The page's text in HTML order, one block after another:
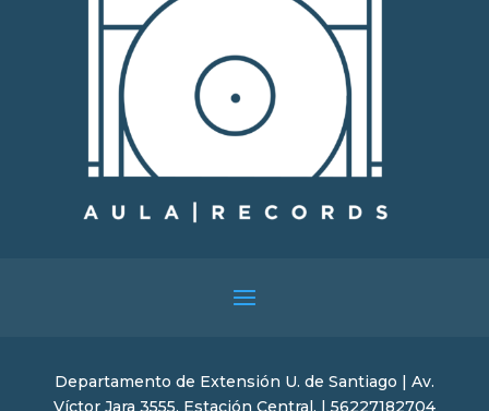
Departamento de Extensión U. de Santiago | Av.
Víctor Jara 3555, Estación Central. | 56227182704